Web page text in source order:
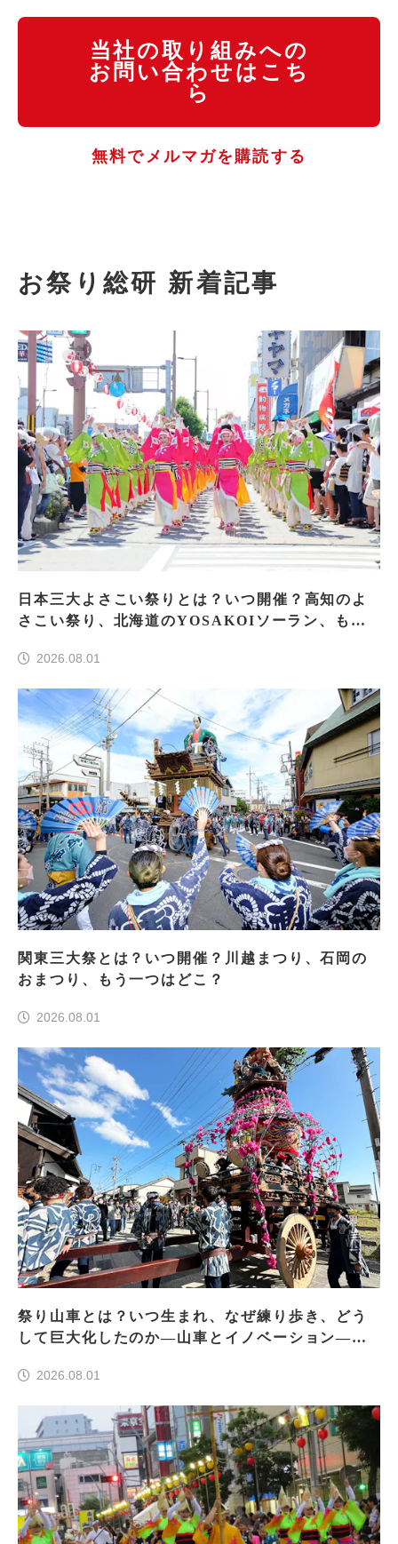
当社の取り組みへの
お問い合わせはこち
ら
無料でメルマガを購読する
お祭り総研 新着記事
日本三大よさこい祭りとは？いつ開催？高知のよ
さこい祭り、北海道のYOSAKOIソーラン、もう
2026.08.01
関東三大祭とは？いつ開催？川越まつり、石岡の
おまつり、もう一つはどこ？
2026.08.01
祭り山車とは？いつ生まれ、なぜ練り歩き、どう
して巨大化したのか―山車とイノベーション―＜
2026.08.01